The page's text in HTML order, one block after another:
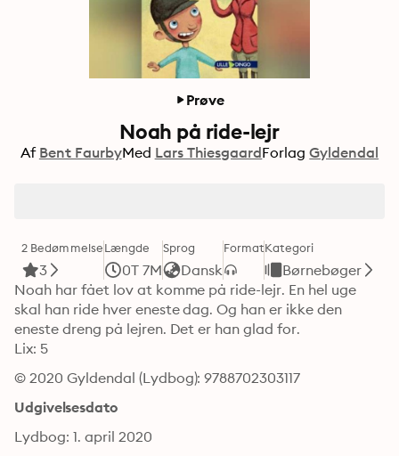
Prøve
Noah på ride-lejr
Af Bent FaurbyMed Lars ThiesgaardForlag Gyldendal
2 Bedømmelse
3
Længde
0T 7M
Sprog
Dansk
FormatKategori
Børnebøger
Noah har fået lov at komme på ride-lejr. En hel uge
skal han ride hver eneste dag. Og han er ikke den
eneste dreng på lejren. Det er han glad for.
Lix: 5
© 2020 Gyldendal (Lydbog): 9788702303117
Udgivelsesdato
Lydbog: 1. april 2020